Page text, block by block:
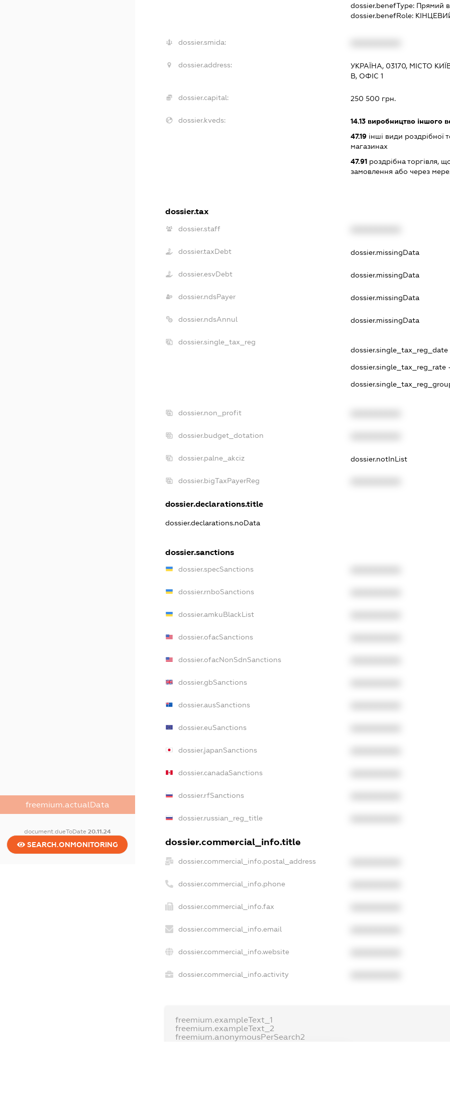
freemium.actualData
document.dueToDate 20.11.24
SEARCH.ONMONITORING
dossier.benefType: Прямий
dossier.benefRole:
dossier.smida:
dossier.address:
УКРАЇНА, 03170, МІСТО
В, ОФІС 1
dossier.capital: 250 500 грн.
dossier.kveds: 14.13 виробництво іншого
47.19 інші види роздрібної
магазинах
47.91 роздрібна торгівля,
замовлення або через
dossier.tax
dossier.staff
dossier.taxDebt dossier.missingData
dossier.esvDebt dossier.missingData
dossier.ndsPayer dossier.missingData
dossier.ndsAnnul dossier.missingData
dossier.single_tax_reg
dossier.single_tax_reg_date
dossier.single_tax_reg_rate
dossier.non_profit
dossier.budget_dotation
dossier.palne_akciz dossier.notInList
dossier.bigTaxPayerReg
dossier.declarations.title
dossier.declarations.noData
dossier.sanctions
dossier.specSanctions
dossier.rnboSanctions
dossier.amkuBlackList
dossier.ofacSanctions
dossier.ofacNonSdnSanctions
dossier.gbSanctions
dossier.ausSanctions
dossier.euSanctions
dossier.japanSanctions
dossier.canadaSanctions
dossier.rfSanctions
dossier.russian_reg_title
dossier.commercial_info.title
dossier.commercial_info.postal_address
dossier.commercial_info.phone
dossier.commercial_info.fax
dossier.commercial_info.email
dossier.commercial_info.website
dossier.commercial_info.activity
freemium.exampleText_1
freemium.exampleText_2
freemium.anonymousPerSearch2